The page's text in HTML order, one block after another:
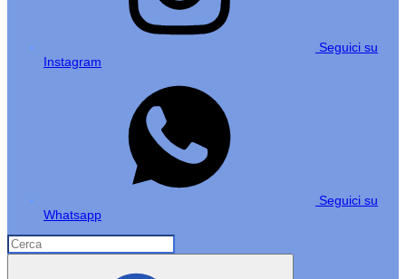
Seguici su
Instagram
Seguici su
Whatsapp